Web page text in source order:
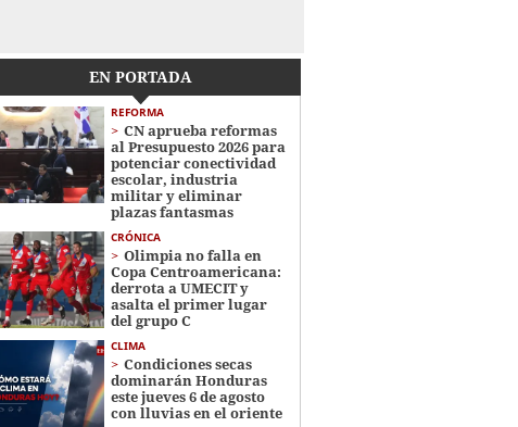
EN PORTADA
REFORMA
CN aprueba reformas
al Presupuesto 2026 para
potenciar conectividad
escolar, industria
militar y eliminar
plazas fantasmas
CRÓNICA
Olimpia no falla en
Copa Centroamericana:
derrota a UMECIT y
asalta el primer lugar
del grupo C
CLIMA
Condiciones secas
dominarán Honduras
este jueves 6 de agosto
con lluvias en el oriente